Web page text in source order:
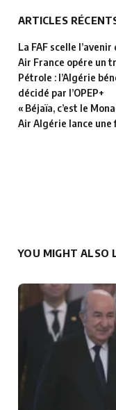
ARTICLES
La FAF scelle
Air France opére un
Pétrole : l’Algérie
décidé par l’OPEP+
« Béjaïa, c’est le
Air Algérie lance
YOU MIGHT ALSO